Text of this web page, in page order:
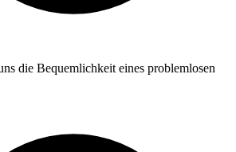
die Bequemlichkeit eines problemlosen